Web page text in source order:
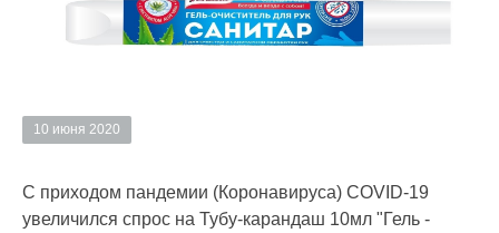
10 июня 2020
С приходом пандемии (Коронавируса) COVID-19
увеличился спрос на Тубу-карандаш 10мл "Гель -